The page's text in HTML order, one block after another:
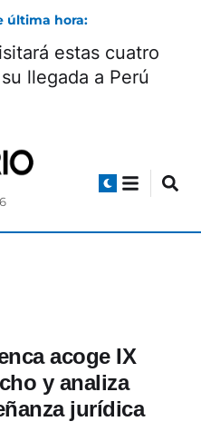
última hora:
visitará estas cuatro
su llegada a Perú
acoge IX
y analiza
jurídica